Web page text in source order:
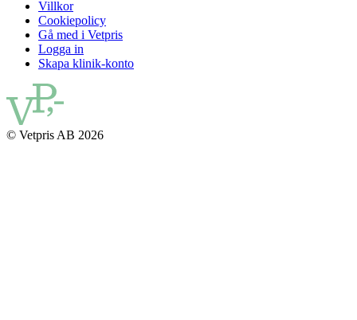
Villkor
Cookiepolicy
Gå med i Vetpris
Logga in
Skapa klinik-konto
© Vetpris AB 2026